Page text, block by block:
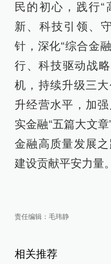
民的初心，践行“
新、科技引领、
针，深化“综合金
行、科技驱动战
机，持续升级三
升经营水平，加
实金融“五篇大文
金融高质量发展
建设贡献平安力量。
责任编辑： 毛玮静
相关推荐